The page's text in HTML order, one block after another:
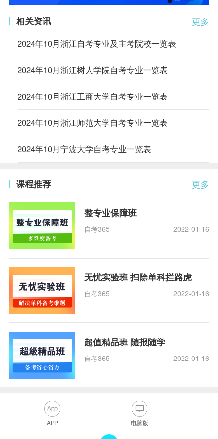
更多
相关资讯
2024年10月浙江自考专业及主考院校一览表
2024年10月浙江树人学院自考专业一览表
2024年10月浙江工商大学自考专业一览表
2024年10月浙江师范大学自考专业一览表
2024年10月宁波大学自考专业一览表
更多
课程推荐
整专业保障班
自考365 2022-01-16
无忧实验班 扫除单科拦路虎
自考365 2022-01-16
超值精品班 随报随学
自考365 2022-01-16
APP 电脑版